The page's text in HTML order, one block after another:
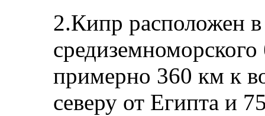
2.Кипр расположен в
средиземноморского
примерно 360 км к
северу от Египта и